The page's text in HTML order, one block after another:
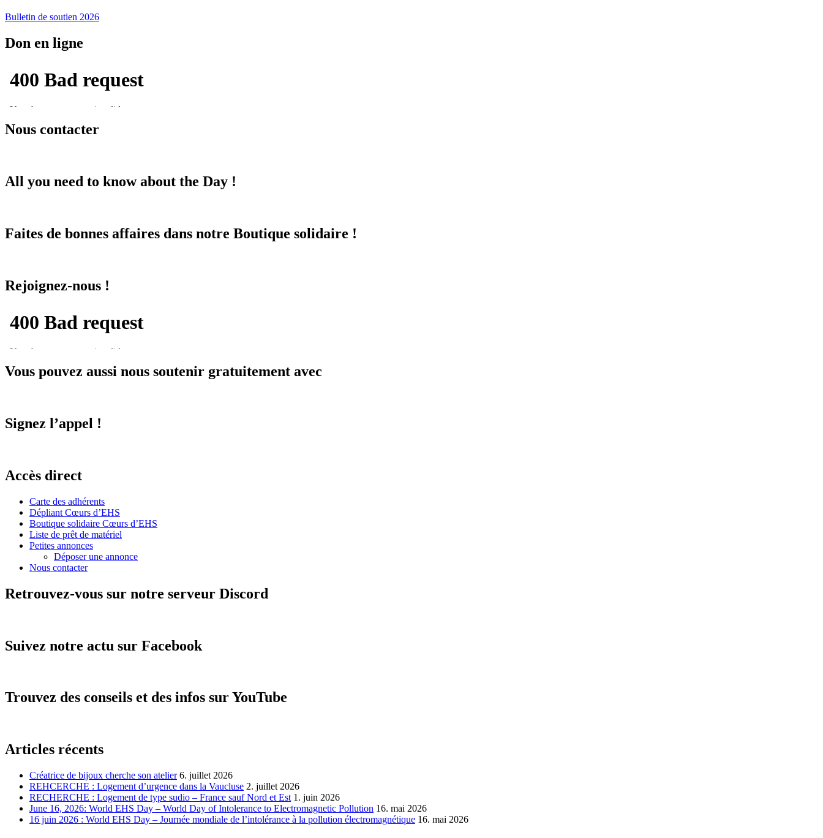
Bulletin de soutien 2026
Don en ligne
Nous contacter
All you need to know about the Day !
Faites de bonnes affaires dans notre Boutique solidaire !
Rejoignez-nous !
Vous pouvez aussi nous soutenir gratuitement avec
Signez l’appel !
Accès direct
Carte des adhérents
Dépliant Cœurs d’EHS
Boutique solidaire Cœurs d’EHS
Liste de prêt de matériel
Petites annonces
Déposer une annonce
Nous contacter
Retrouvez-vous sur notre serveur Discord
Suivez notre actu sur Facebook
Trouvez des conseils et des infos sur YouTube
Articles récents
Créatrice de bijoux cherche son atelier 6. juillet 2026
REHCERCHE : Logement d’urgence dans la Vaucluse 2. juillet 2026
RECHERCHE : Logement de type sudio – France sauf Nord et Est 1. juin 2026
June 16, 2026: World EHS Day – World Day of Intolerance to Electromagnetic Pollution 16. mai 2026
16 juin 2026 : World EHS Day – Journée mondiale de l’intolérance à la pollution électromagnétique 16. mai 2026